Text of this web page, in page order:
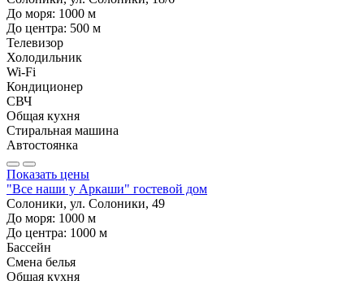
До моря: 1000 м
До центра: 500 м
Телевизор
Холодильник
Wi-Fi
Кондиционер
СВЧ
Общая кухня
Стиральная машина
Автостоянка
Показать цены
"Все наши у Аркаши" гостевой дом
Солоники, ул. Солоники, 49
До моря: 1000 м
До центра: 1000 м
Бассейн
Смена белья
Общая кухня